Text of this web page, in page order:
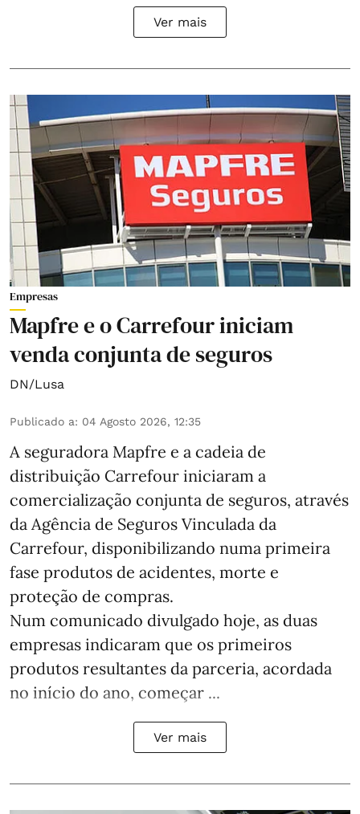
Ver mais
Empresas
Mapfre e o Carrefour iniciam
venda conjunta de seguros
DN/Lusa
Publicado a: 04 Agosto 2026, 12:35
A seguradora Mapfre e a cadeia de
distribuição Carrefour iniciaram a
comercialização conjunta de seguros, através
da Agência de Seguros Vinculada da
Carrefour, disponibilizando numa primeira
fase produtos de acidentes, morte e
proteção de compras.
Num comunicado divulgado hoje, as duas
empresas indicaram que os primeiros
produtos resultantes da parceria, acordada
no início do ano, começar ...
Ver mais